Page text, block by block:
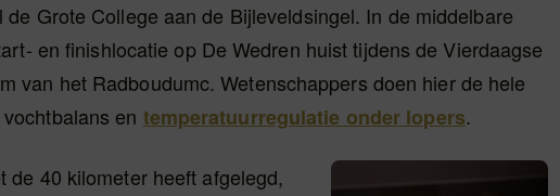
Grote College aan de Bijleveldsingel. In de middelbare
en finishlocatie op De Wedren huist tijdens de Vierdaagse
van het Radboudumc. Wetenschappers doen hier de hele
en temperatuurregulatie onder lopers.
de 40 kilometer heeft afgelegd,